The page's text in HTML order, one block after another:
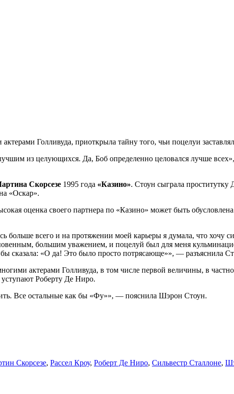
Голливуда, приоткрыла тайну того, чьи поцелуи
из целующихся. Да, Боб определенно целовался лучше
Скорсезе 1995 года «Казино». Стоун сыграла
«Оскар».
оценка своего партнера по «Казино» может быть
больше всего и на протяжении моей карьеры я думала, что хочу
большим уважением, и поцелуй был для меня
сказала: «О да! Это было просто потрясающе»», — разъяснила
актерами Голливуда, в том числе первой величины, в
Роберту Де Ниро.
Все остальные как бы «Фу»», — пояснила Шэрон Стоун.
Скорсезе, Рассел Кроу, Роберт Де Ниро, Сильвестр Сталлоне,